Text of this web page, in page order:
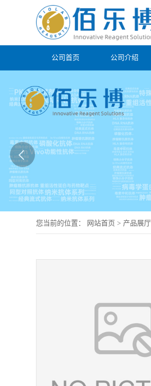
公司首页 公司介绍
您当前的位置： 网站首页 > 产品展厅